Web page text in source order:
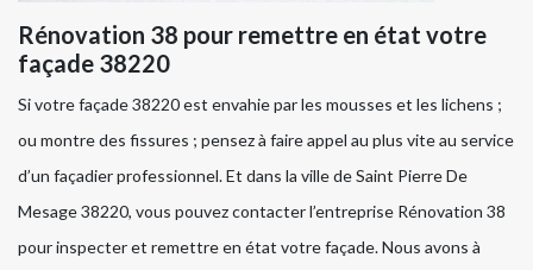
Rénovation 38 pour remettre en état votre
façade 38220
Si votre façade 38220 est envahie par les mousses et les lichens ;
ou montre des fissures ; pensez à faire appel au plus vite au service
d’un façadier professionnel. Et dans la ville de Saint Pierre De
Mesage 38220, vous pouvez contacter l’entreprise Rénovation 38
pour inspecter et remettre en état votre façade. Nous avons à